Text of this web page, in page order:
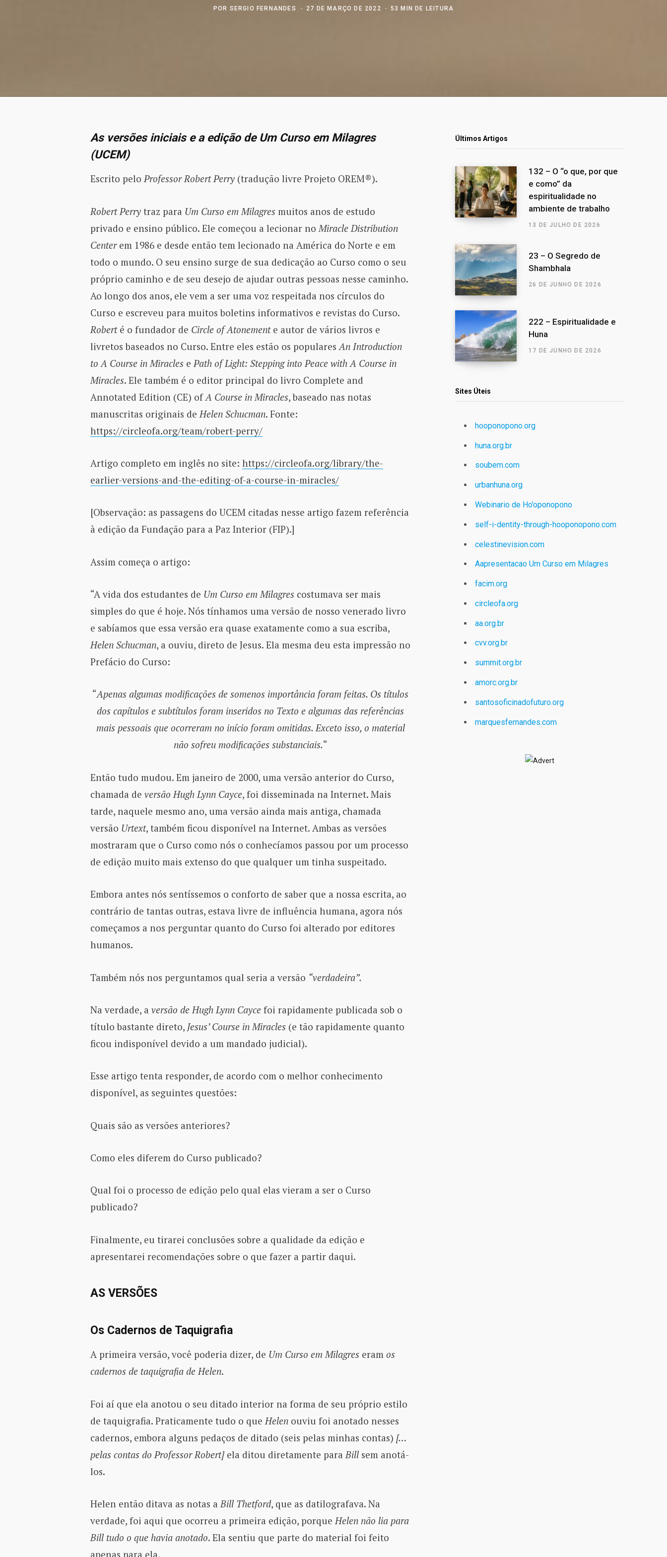
POR SERGIO FERNANDES 27 DE MARÇO DE 2022 53 MIN DE LEITURA
As versões iniciais e a edição de Um Curso em Milagres
(UCEM)
Escrito peloProfessor Robert Perry (tradução livre Projeto OREM®).
Robert Perrytraz para Um Curso em Milagresmuitos anos de estudo
privado e ensino público. Ele começou a lecionar no Miracle Distribution
Centerem 1986 e desde então tem lecionado na América do Norte e em
todo o mundo. O seu ensino surge de sua dedicação ao Curso como o seu
próprio caminho e de seu desejo de ajudar outras pessoas nesse caminho.
Ao longo dos anos, ele vem a ser uma voz respeitada nos círculos do
Curso e escreveu para muitos boletins informativos e revistas do Curso.
Roberté o fundador de Circle of Atonemente autor de vários livros e
livretos baseados no Curso. Entre eles estão os populares An Introduction
to A Course in Miraclese Path of Light: Stepping into Peace with A Course in
Miracles. Ele também é o editor principal do livro Complete and
Annotated Edition (CE) of A Course in Miracles, baseado nas notas
manuscritas originais de Helen Schucman. Fonte:
https://circleofa.org/team/robert-perry/
Artigo completo em inglês no site: https://circleofa.org/library/the-
earlier-versions-and-the-editing-of-a-course-in-miracles/
[Observação: as passagens do UCEM citadas nesse artigo fazem referência
à edição da Fundação para a Paz Interior (FIP).]
Assim começa o artigo:
“A vida dos estudantes de Um Curso em Milagrescostumava ser mais
simples do que é hoje. Nós tínhamos uma versão de nosso venerado livro
e sabíamos que essa versão era quase exatamente como a sua escriba,
Helen Schucman, a ouviu, direto de Jesus. Ela mesma deu esta impressão no
Prefácio do Curso:
“Apenas algumas modificações de somenos importância foram feitas. Os títulos
dos capítulos e subtítulos foram inseridos no Texto e algumas das referências
mais pessoais que ocorreram no início foram omitidas. Exceto isso, o material
não sofreu modificações substanciais.“
Então tudo mudou. Em janeiro de 2000, uma versão anterior do Curso,
chamada de versão Hugh Lynn Cayce, foi disseminada na Internet. Mais
tarde, naquele mesmo ano, uma versão ainda mais antiga, chamada
versão Urtext, também ficou disponível na Internet. Ambas as versões
mostraram que o Curso como nós o conhecíamos passou por um processo
de edição muito mais extenso do que qualquer um tinha suspeitado.
Embora antes nós sentíssemos o conforto de saber que a nossa escrita, ao
contrário de tantas outras, estava livre de influência humana, agora nós
começamos a nos perguntar quanto do Curso foi alterado por editores
humanos.
Também nós nos perguntamos qual seria a versão “verdadeira”.
Na verdade, a versão de Hugh Lynn Caycefoi rapidamente publicada sob o
título bastante direto, Jesus’ Course in Miracles(e tão rapidamente quanto
ficou indisponível devido a um mandado judicial).
Esse artigo tenta responder, de acordo com o melhor conhecimento
disponível, as seguintes questões:
Quais são as versões anteriores?
Como eles diferem do Curso publicado?
Qual foi o processo de edição pelo qual elas vieram a ser o Curso
publicado?
Finalmente, eu tirarei conclusões sobre a qualidade da edição e
apresentarei recomendações sobre o que fazer a partir daqui.
AS VERSÕES
Os Cadernos de Taquigrafia
A primeira versão, você poderia dizer, de Um Curso em Milagreseram os
cadernos de taquigrafia de Helen.
Foi aí que ela anotou o seu ditado interior na forma de seu próprio estilo
de taquigrafia. Praticamente tudo o que Helen ouviu foi anotado nesses
cadernos, embora alguns pedaços de ditado (seis pelas minhas contas) […
pelas contas do Professor Robert]ela ditou diretamente para Bill sem anotá-
los.
Helen então ditava as notas aBill Thetford, que as datilografava. Na
verdade, foi aqui que ocorreu a primeira edição, porqueHelen não lia para
Bill tudo o que havia anotado. Ela sentiu que parte do material foi feito
apenas para ela.
Últimos Artigos
132 – O “o que, por que
e como” da
espiritualidade no
ambiente de trabalho
13 DE JULHO DE 2026
23 – O Segredo de
Shambhala
26 DE JUNHO DE 2026
222 – Espiritualidade e
Huna
17 DE JUNHO DE 2026
Sites Úteis
hooponopono.org
huna.org.br
soubem.com
urbanhuna.org
Webinario de Ho’oponopono
self-i-dentity-through-hooponopono.com
celestinevision.com
Aapresentacao Um Curso em Milagres
facim.org
circleofa.org
aa.org.br
cvv.org.br
summit.org.br
amorc.org.br
santosoficinadofuturo.org
marquesfernandes.com